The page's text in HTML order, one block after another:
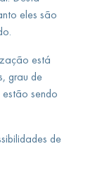
eles são
está
grau de
sendo
de